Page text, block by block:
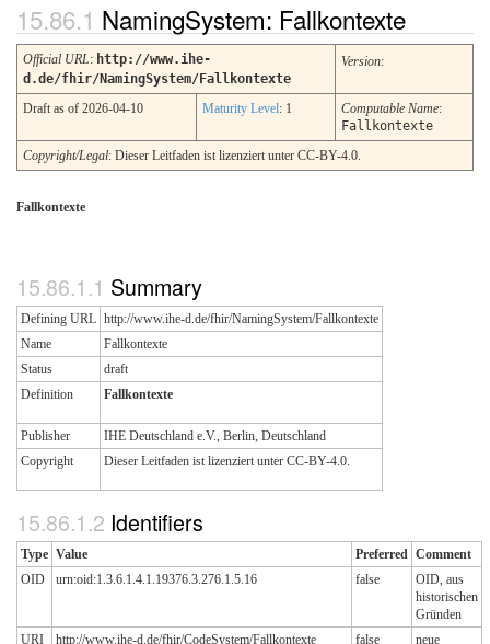
NamingSystem: Fallkontexte
Official URL: http://www.ihe-
d.de/fhir/NamingSystem/Fallkontexte
Version:
Draft as of 2026-04-10 Maturity Level: 1 Computable Name:
Fallkontexte
Copyright/Legal: Dieser Leitfaden ist lizenziert unter CC-BY-4.0.
Fallkontexte
Summary
Defining URL http://www.ihe-d.de/fhir/NamingSystem/Fallkontexte
Name
Fallkontexte
Status
draft
Definition
Fallkontexte
Publisher
IHE Deutschland e.V., Berlin, Deutschland
Copyright
Dieser Leitfaden ist lizenziert unter CC-BY-4.0.
Identifiers
Type Value Preferred Comment
OID
urn:oid:1.3.6.1.4.1.19376.3.276.1.5.16 false
OID, aus
historischen
Gründen
URI
http://www.ihe-d.de/fhir/CodeSystem/Fallkontexte false neue